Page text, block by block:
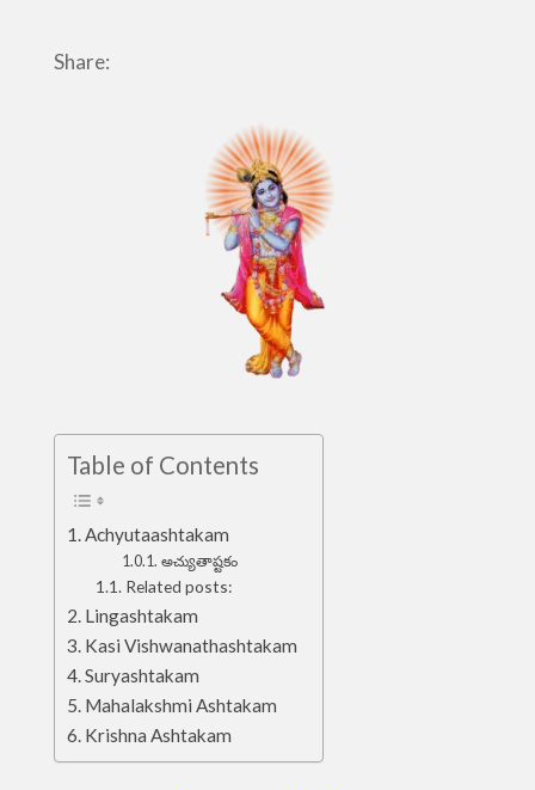
Share:
Table of Contents
Achyutaashtakam
అచ్యుతాష్టకం
Related posts:
Lingashtakam
Kasi Vishwanathashtakam
Suryashtakam
Mahalakshmi Ashtakam
Krishna Ashtakam